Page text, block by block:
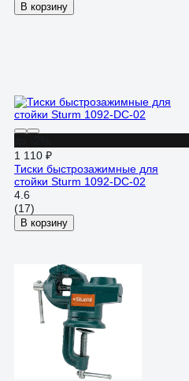
В корзину
1 110 ₽
Тиски быстрозажимные для
стойки Sturm 1092-DC-02
4.6
(17)
В корзину